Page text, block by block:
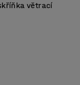
větrací